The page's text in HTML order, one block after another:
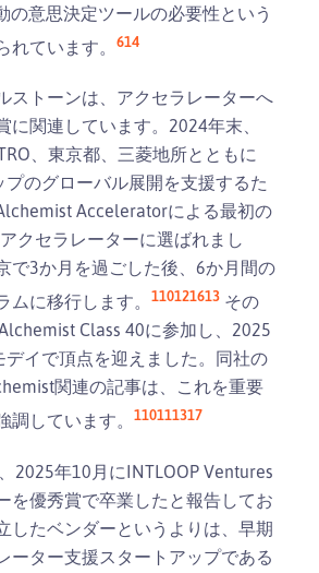
の意思決定ツールの必要性という
ています。 614
ストーンは、アクセラレーターへ
に関連しています。2024年末、
、東京都、三菱地所とともに
プのグローバル展開を支援するた
Acceleratorによる最初の
クセラレーターに選ばれまし
で3か月を過ごした後、6か月間の
に移行します。 110121613 その
Class 40に参加し、2025
イで頂点を迎えました。同社の
関連の記事は、これを重要
調しています。 110111317
2025年10月にINTLOOP Ventures
を優秀賞で卒業したと報告してお
したベンダーというよりは、早期
ーター支援スタートアップである